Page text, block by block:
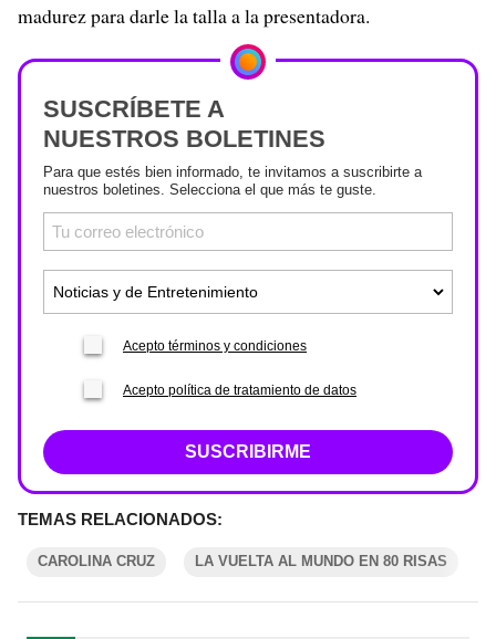
madurez para darle la talla a la presentadora.
SUSCRÍBETE A
NUESTROS BOLETINES
Para que estés bien informado, te invitamos a suscribirte a
nuestros boletines. Selecciona el que más te guste.
Acepto términos y condiciones
Acepto política de tratamiento de datos
SUSCRIBIRME
TEMAS RELACIONADOS:
CAROLINA CRUZ LA VUELTA AL MUNDO EN 80 RISAS